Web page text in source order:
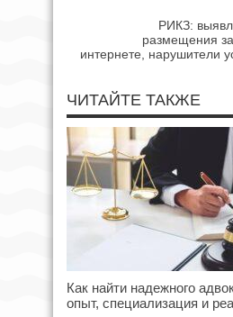
РИКЗ:
размещения
интернете, нарушители
ЧИТАЙТЕ ТАКЖЕ
Как найти надежного
опыт, специализация и